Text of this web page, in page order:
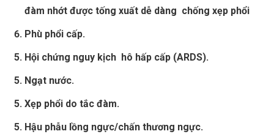
đàm nhớt được tống xuất dễ dàng chống xẹp phổi
Phù phổi cấp.
Hội chứng nguy kịch hô hấp cấp (ARDS).
Ngạt nước.
Xẹp phổi do tắc đàm.
Hậu phẫu lồng ngực/chấn thương ngực.